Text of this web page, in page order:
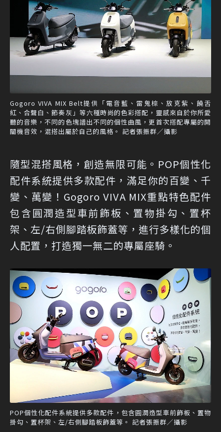
Gogoro VIVA MIX Belt提供「電音藍、雷鬼棕、放克紫、饒舌
紅、合聲白、節奏灰」等六種時尚的色彩搭配，靈感來自於你所愛
聽的音樂，不同的色塊譜出不同的個性曲風，更首次搭配專屬的開
關機音效，混搭出屬於自己的風格。 記者張振群／攝影
隨型混搭風格，創造無限可能。POP個性化
配件系統提供多款配件，滿足你的百變、千
變、萬變！Gogoro VIVA MIX重點特色配件
包含圓潤造型車前飾板、置物掛勾、置杯
架、左/右側腳踏板飾蓋等，進行多樣化的個
人配置，打造獨一無二的專屬座騎。
POP個性化配件系統提供多款配件，包含圓潤造型車前飾板、置物
掛勾、置杯架、左/右側腳踏板飾蓋等。 記者張振群／攝影